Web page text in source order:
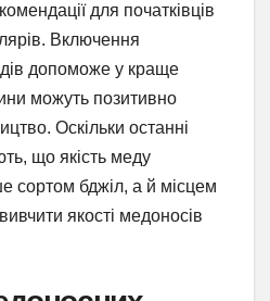
для початківців
Включення
допоможе у краще
можуть позитивно
Оскільки останні
що якість меду
сортом бджіл, а й місцем
якості медоносів